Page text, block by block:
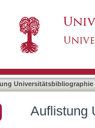
Universitätsbibliographie
Auflistung